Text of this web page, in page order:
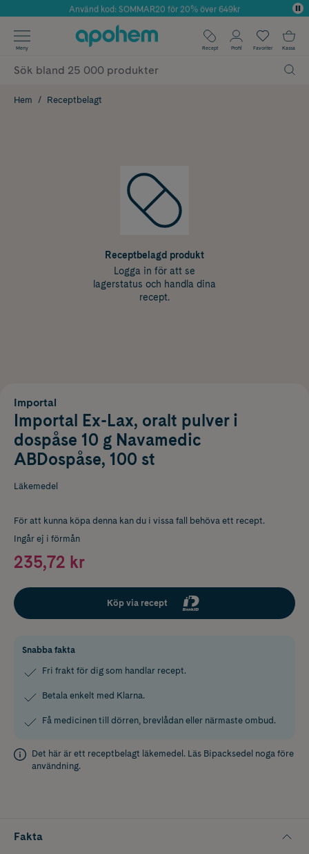
Årets Butik 2025 inom Skönhet
Använd kod: SOMMAR20 för 20% över 649kr
✓ Fri frakt
✓ Poäng på alla köp*
Meny Recept Profil Favoriter Kassa
Hem Receptbelagt
Receptbelagd produkt
Logga in för att se
lagerstatus och handla dina
recept.
Importal
Importal Ex-Lax, oralt pulver i
dospåse 10 g Navamedic
ABDospåse, 100 st
Läkemedel
För att kunna köpa denna kan du i vissa fall behöva ett recept.
Ingår ej i förmån
235,72 kr
Köp via recept
Snabba fakta
Fri frakt för dig som handlar recept.
Betala enkelt med Klarna.
Få medicinen till dörren, brevlådan eller närmaste ombud.
Det här är ett receptbelagt läkemedel. Läs Bipacksedel noga före
användning.
Fakta